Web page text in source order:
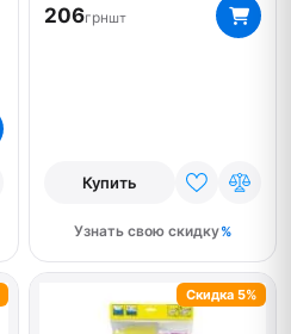
206грншт
Купить
Узнать свою скидку
Скидка 5%